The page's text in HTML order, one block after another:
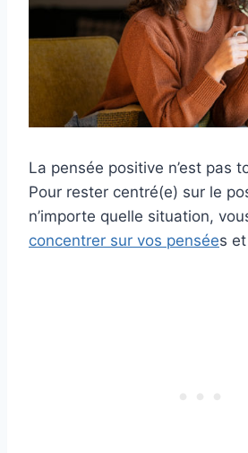
La pensée positive n’est pas
Pour rester centré(e) sur le
n’importe quelle situation,
concentrer sur vos pensées